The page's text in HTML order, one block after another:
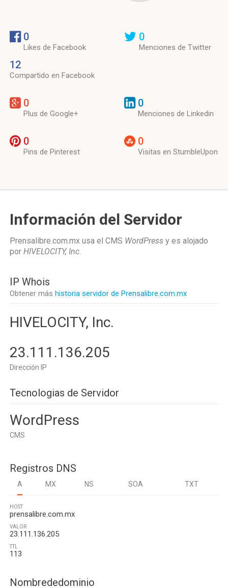
0
Likes de Facebook
12
Compartido en Facebook
0
Menciones de Twitter
0
Plus de Google+
0
Menciones de Linkedin
0
Pins de Pinterest
0
Visitas en StumbleUpon
Información del Servidor
Prensalibre.com.mx usa el CMS WordPress y es alojado
por HIVELOCITY, Inc.
IP Whois
Obtener más historia servidor de Prensalibre.com.mx
HIVELOCITY, Inc.
23.111.136.205
Dirección IP
Tecnologias de Servidor
WordPress
CMS
Registros DNS
A MX NS SOA TXT
HOST
prensalibre.com.mx
VALOR
23.111.136.205
TTL
113
Nombrededominio